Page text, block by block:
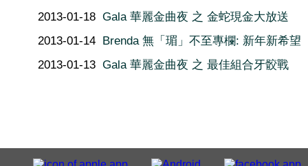
2013-01-18 Gala 華麗金曲夜 之 金蛇現金大放送
2013-01-14 Brenda 無「瑂」不至專欄: 新年新希望
2013-01-13 Gala 華麗金曲夜 之 最佳組合牙骹戰